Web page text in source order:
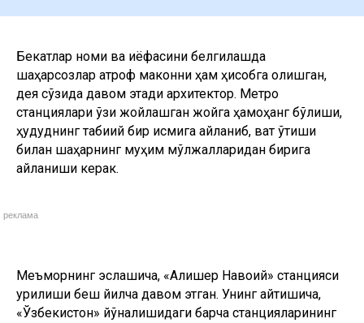
Бекатлар номи ва қиёфасини белгилашда
шаҳарсозлар атроф маконни ҳам ҳисобга олишган,
дея сўзида давом этади архитектор. Метро
станциялари ўзи жойлашган жойга ҳамоҳанг бўлиши,
ҳудуднинг табиий бир қисмига айланиб, вақт ўтиши
билан шаҳарнинг муҳим мўлжалларидан бирига
айланиши керак.
реклама
Меъморнинг эслашича, «Алишер Навоий» станцияси
қурилиши беш йилча давом этган. Унинг айтишича,
«Ўзбекистон» йўналишидаги барча станцияларининг